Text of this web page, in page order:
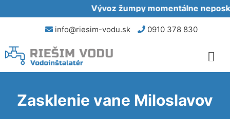
Vývoz žumpy momentálne
info@riesim-vodu.sk 0910 378 830
Zasklenie vane Miloslavov